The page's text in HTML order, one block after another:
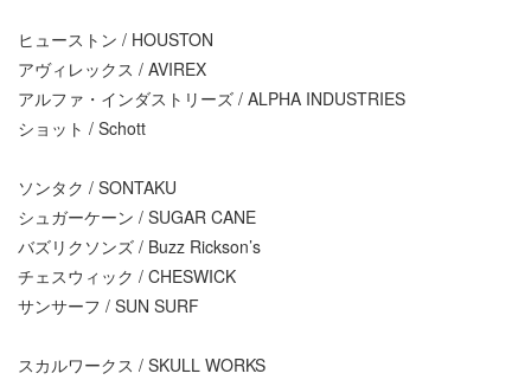
ヒューストン / HOUSTON
アヴィレックス / AVIREX
アルファ・インダストリーズ / ALPHA INDUSTRIES
ショット / Schott
ソンタク / SONTAKU
シュガーケーン / SUGAR CANE
バズリクソンズ / Buzz Rickson’s
チェスウィック / CHESWICK
サンサーフ / SUN SURF
スカルワークス / SKULL WORKS